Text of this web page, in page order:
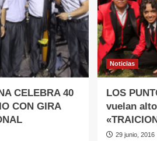
CELEBRA 40
CON GIRA
Noticias
LOS
vuelan
29 junio, 2016